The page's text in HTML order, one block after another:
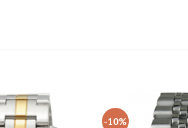
-10%